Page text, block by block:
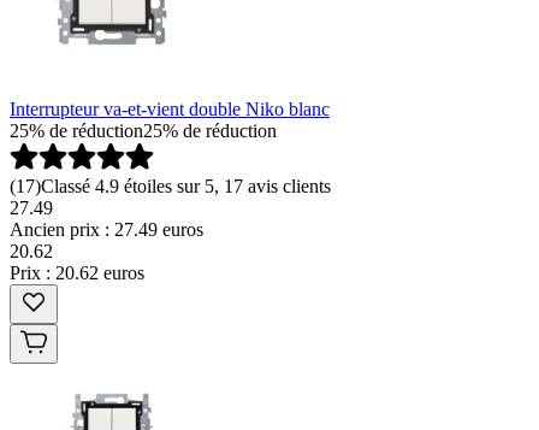
Interrupteur va-et-vient double Niko blanc
25% de réduction25% de réduction
(17)Classé 4.9 étoiles sur 5, 17 avis clients
27.49
Ancien prix : 27.49 euros
20.62
Prix : 20.62 euros